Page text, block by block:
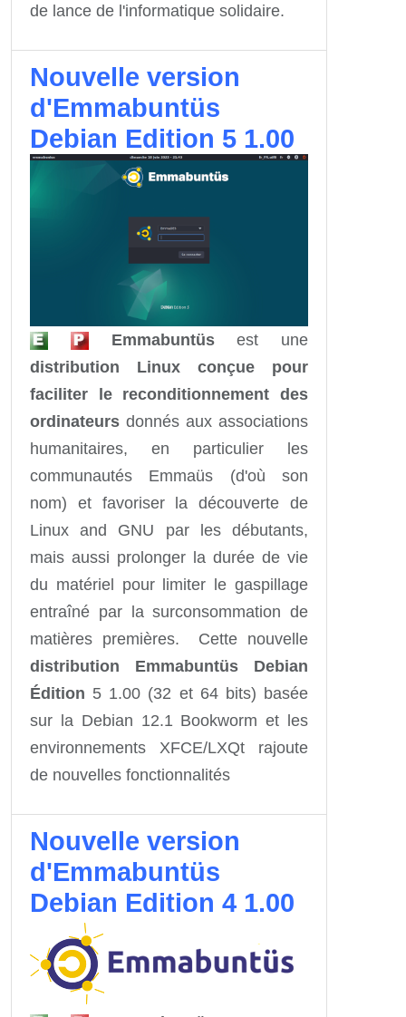
de lance de l'informatique solidaire.
Nouvelle version
d'Emmabuntüs
Debian Edition 5 1.00
Emmabuntüsest une
distribution Linux conçue pour
faciliter le reconditionnement des
ordinateurs donnés aux associations
humanitaires, en particulier les
communautés Emmaüs (d'où son
nom) et favoriser la découverte de
Linux and GNU par les débutants,
mais aussi prolonger la durée de vie
du matériel pour limiter le gaspillage
entraîné par la surconsommation de
matières premières. Cette nouvelle
distribution Emmabuntüs Debian
Édition 5 1.00 (32 et 64 bits) basée
sur la Debian 12.1 Bookworm et les
environnements XFCE/LXQt rajoute
de nouvelles fonctionnalités
Nouvelle version
d'Emmabuntüs
Debian Edition 4 1.00